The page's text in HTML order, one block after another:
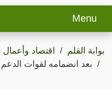
Menu
بوابة القلم
اقتصاد وأعمال
بعد انضمامه لقوات